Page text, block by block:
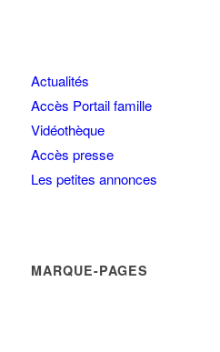
Actualités
Accès Portail famille
Vidéothèque
Accès presse
Les petites annonces
MARQUE-PAGES